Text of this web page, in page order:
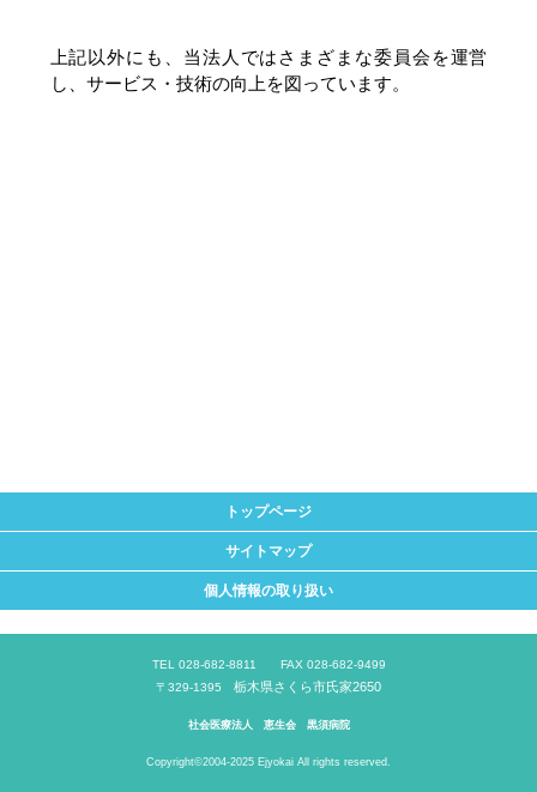
上記以外にも、当法人ではさまざまな委員会を運営
し、サービス・技術の向上を図っています。
トップページ
サイトマップ
個人情報の取り扱い
TEL 028-682-8811 FAX 028-682-9499
〒329-1395 栃木県さくら市氏家2650
社会医療法人 恵生会 黒須病院
Copyright©2004-2025 Ejyokai All rights reserved.